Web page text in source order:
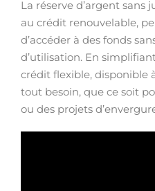
La réserve d’argent sans
au crédit renouvelable,
d’accéder à des fonds
d’utilisation. En
crédit flexible,
tout besoin, que ce soit
ou des projets